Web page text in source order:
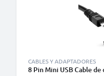
CABLES Y ADAPTADORES
8 Pin Mini USB Cable